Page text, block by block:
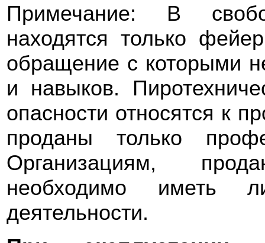
Примечание: В
находятся только
обращение с которыми
и навыков.
опасности относятся к
проданы только
Организациям,
необходимо иметь
деятельности.